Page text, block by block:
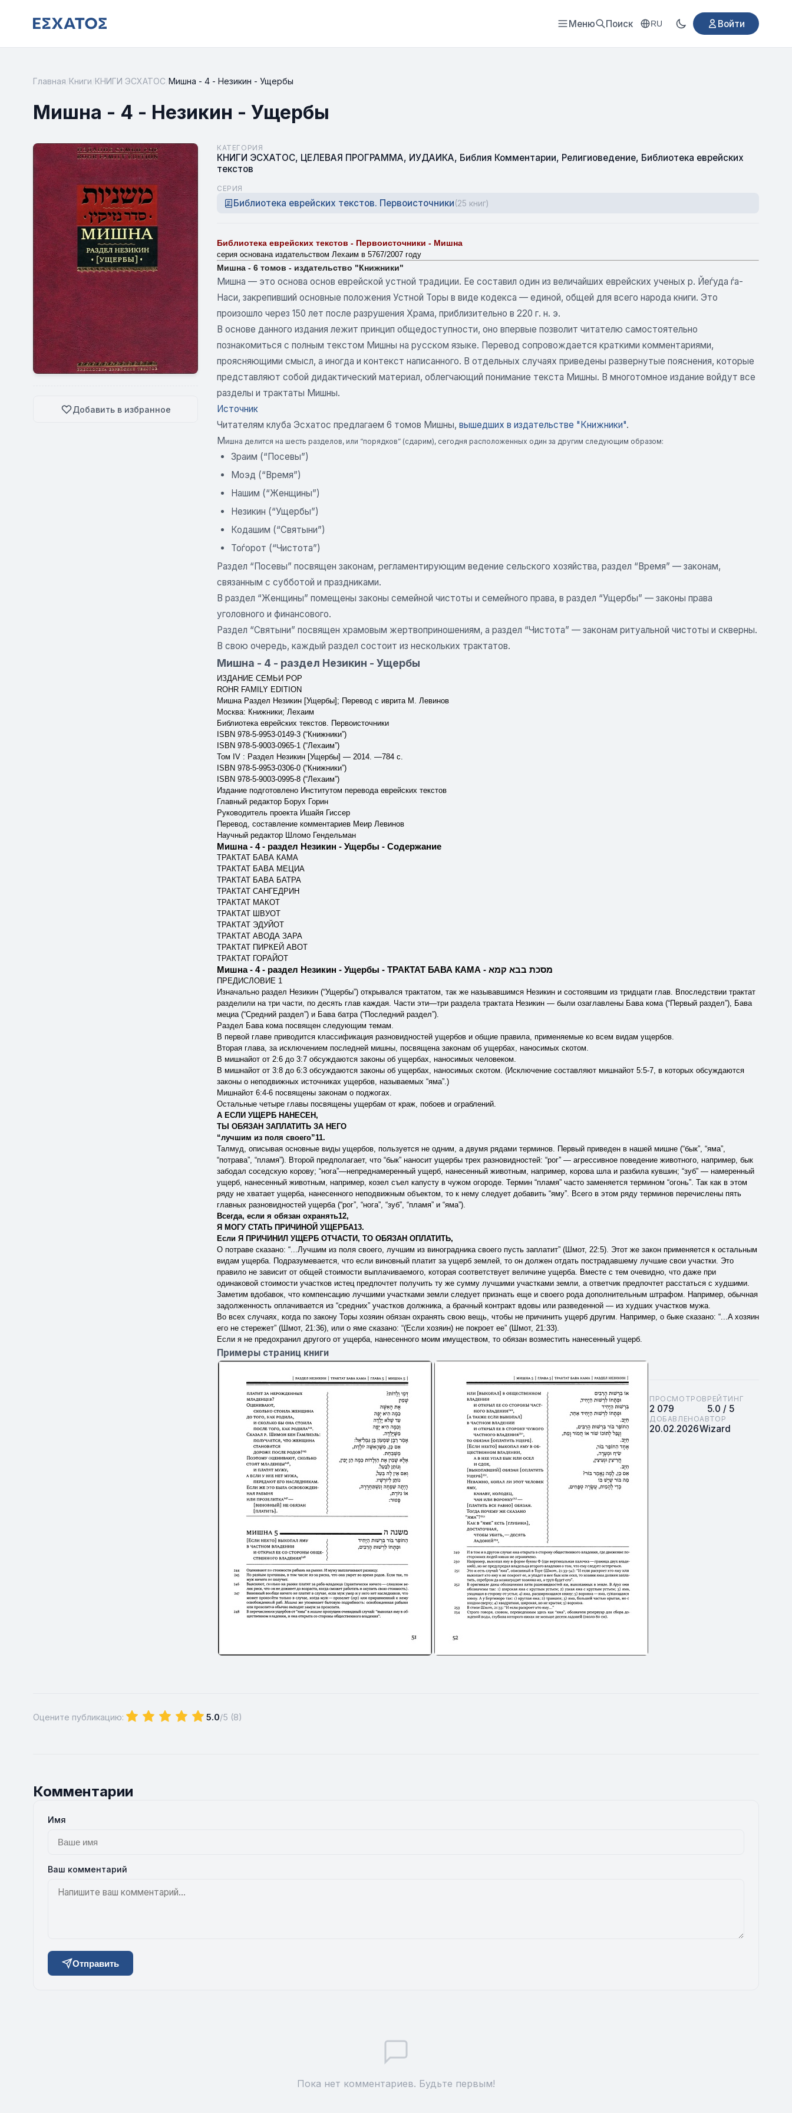
Меню Поиск RU Войти
Главная Книги КНИГИ ЭСХАТОС Мишна - 4 - Незикин - Ущербы
Мишна - 4 - Незикин - Ущербы
Добавить в избранное
КАТЕГОРИЯ
КНИГИ ЭСХАТОС, ЦЕЛЕВАЯ ПРОГРАММА, ИУДАИКА, Библия Комментарии, Религиоведение, Библиотека еврейских
текстов
СЕРИЯ
Библиотека еврейских текстов. Первоисточники(25 книг)
Библиотека еврейских текстов - Первоисточники - Мишна
серия основана издательством Лехаим в 5767/2007 году
Мишна - 6 томов - издательство "Книжники"
Мишна — это основа основ еврейской устной традиции. Ее составил один из величайших еврейских ученых р. Йеѓуда ѓа-
Наси, закрепивший основные положения Устной Торы в виде кодекса — единой, общей для всего народа книги. Это
произошло через 150 лет после разрушения Храма, приблизительно в 220 г. н. э.
В основе данного издания лежит принцип общедоступности, оно впервые позволит читателю самостоятельно
познакомиться с полным текстом Мишны на русском языке. Перевод сопровождается краткими комментариями,
проясняющими смысл, а иногда и контекст написанного. В отдельных случаях приведены развернутые пояснения, которые
представляют собой дидактический материал, облегчающий понимание текста Мишны. В многотомное издание войдут все
разделы и трактаты Мишны.
Источник
Читателям клуба Эсхатос предлагаем 6 томов Мишны, вышедших в издательстве "Книжники".
Мишна делится на шесть разделов, или “порядков” (сдарим), сегодня расположенных один за другим следующим образом:
Зраим (“Посевы”)
Моэд (“Время”)
Нашим (“Женщины”)
Незикин (“Ущербы”)
Кодашим (“Святыни”)
Тоѓорот (“Чистота”)
Раздел “Посевы” посвящен законам, регламентирующим ведение сельского хозяйства, раздел “Время” — законам,
связанным с субботой и праздниками.
В раздел “Женщины” помещены законы семейной чистоты и семейного права, в раздел “Ущербы” — законы права
уголовного и финансового.
Раздел “Святыни” посвящен храмовым жертвоприношениям, а раздел “Чистота” — законам ритуальной чистоты и скверны.
В свою очередь, каждый раздел состоит из нескольких трактатов.
Мишна - 4 - раздел Незикин - Ущербы
ИЗДАНИЕ СЕМЬИ POP
ROHR FAMILY EDITION
Мишна Раздел Незикин [Ущербы]; Перевод с иврита М. Левинов
Москва: Книжники; Лехаим
Библиотека еврейских текстов. Первоисточники
ISBN 978-5-9953-0149-3 (“Книжники”)
ISBN 978-5-9003-0965-1 (“Лехаим”)
Том IV : Раздел Незикин [Ущербы] — 2014. —784 с.
ISBN 978-5-9953-0306-0 (“Книжники”)
ISBN 978-5-9003-0995-8 (“Лехаим”)
Издание подготовлено Институтом перевода еврейских текстов
Главный редактор Борух Горин
Руководитель проекта Ишайя Гиссер
Перевод, составление комментариев Меир Левинов
Научный редактор Шломо Гендельман
Мишна - 4 - раздел Незикин - Ущербы - Содержание
ТРАКТАТ БАВА КАМА
ТРАКТАТ БАВА МЕЦИА
ТРАКТАТ БАВА БАТРА
ТРАКТАТ САНГЕДРИН
ТРАКТАТ МАКОТ
ТРАКТАТ ШВУОТ
ТРАКТАТ ЭДУЙОТ
ТРАКТАТ АВОДА ЗАРА
ТРАКТАТ ПИРКЕЙ АВОТ
ТРАКТАТ ГОРАЙОТ
Мишна - 4 - раздел Незикин - Ущербы - ТРАКТАТ БАВА КАМА - מסכת בבא קמא
ПРЕДИСЛОВИЕ 1
Изначально раздел Незикин (“Ущербы”) открывался трактатом, так же называвшимся Незикин и состоявшим из тридцати глав. Впоследствии трактат
разделили на три части, по десять глав каждая. Части эти—три раздела трактата Незикин — были озаглавлены Бава кома (“Первый раздел”), Бава
мециа (“Средний раздел”) и Бава батра (“Последний раздел”).
Раздел Бава кома посвящен следующим темам.
В первой главе приводится классификация разновидностей ущербов и общие правила, применяемые ко всем видам ущербов.
Вторая глава, за исключением последней мишны, посвящена законам об ущербах, наносимых скотом.
В мишнайот от 2:6 до 3:7 обсуждаются законы об ущербах, наносимых человеком.
В мишнайот от 3:8 до 6:3 обсуждаются законы об ущербах, наносимых скотом. (Исключение составляют мишнайот 5:5-7, в которых обсуждаются
законы о неподвижных источниках ущербов, называемых “яма”.)
Мишнайот 6:4-6 посвящены законам о поджогах.
Остальные четыре главы посвящены ущербам от краж, побоев и ограблений.
А ЕСЛИ УЩЕРБ НАНЕСЕН,
ТЫ ОБЯЗАН ЗАПЛАТИТЬ ЗА НЕГО
“лучшим из поля своего”11.
Талмуд, описывая основные виды ущербов, пользуется не одним, а двумя рядами терминов. Первый приведен в нашей мишне (“бык”, “яма”,
“потрава”, “пламя”). Второй предполагает, что “бык” наносит ущербы трех разновидностей: “рог” — агрессивное поведение животного, например, бык
забодал соседскую корову; “нога”—непреднамеренный ущерб, нанесенный животным, например, корова шла и разбила кувшин; “зуб” — намеренный
ущерб, нанесенный животным, например, козел съел капусту в чужом огороде. Термин “пламя” часто заменяется термином “огонь”. Так как в этом
ряду не хватает ущерба, нанесенного неподвижным объектом, то к нему следует добавить “яму”. Всего в этом ряду терминов перечислены пять
главных разновидностей ущерба (“рог”, “нога”, “зуб”, “пламя” и “яма”).
Всегда, если я обязан охранять12,
Я МОГУ СТАТЬ ПРИЧИНОЙ УЩЕРБА13.
Если Я ПРИЧИНИЛ УЩЕРБ ОТЧАСТИ, ТО ОБЯЗАН ОПЛАТИТЬ,
О потраве сказано: “...Лучшим из поля своего, лучшим из виноградника своего пусть заплатит” (Шмот, 22:5). Этот же закон применяется к остальным
видам ущерба. Подразумевается, что если виновный платит за ущерб землей, то он должен отдать пострадавшему лучшие свои участки. Это
правило не зависит от общей стоимости выплачиваемого, которая соответствует величине ущерба. Вместе с тем очевидно, что даже при
одинаковой стоимости участков истец предпочтет получить ту же сумму лучшими участками земли, а ответчик предпочтет расстаться с худшими.
Заметим вдобавок, что компенсацию лучшими участками земли следует признать еще и своего рода дополнительным штрафом. Например, обычная
задолженность оплачивается из “средних” участков должника, а брачный контракт вдовы или разведенной — из худших участков мужа.
Во всех случаях, когда по закону Торы хозяин обязан охранять свою вещь, чтобы не причинить ущерб другим. Например, о быке сказано: “...A хозяин
его не стережет” (Шмот, 21:36), или о яме сказано: “(Если хозяин) не покроет ее” (Шмот, 21:33).
Если я не предохранил другого от ущерба, нанесенного моим имуществом, то обязан возместить нанесенный ущерб.
Примеры страниц книги
ПРОСМОТРОВ
2 079
РЕЙТИНГ
5.0 / 5
ДОБАВЛЕНО
20.02.2026
АВТОР
Wizard
Оцените публикацию: 5.0/5 (8)
Комментарии
Имя
Ваш комментарий
Отправить
Пока нет комментариев. Будьте первым!